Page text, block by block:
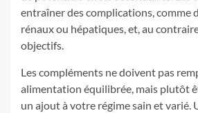
entraîner des complications, comme
rénaux ou hépatiques, et, au
objectifs.
Les compléments ne doivent pas
alimentation équilibrée, mais plutôt
un ajout à votre régime sain et varié.